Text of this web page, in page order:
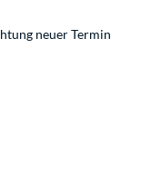
neuer Termin